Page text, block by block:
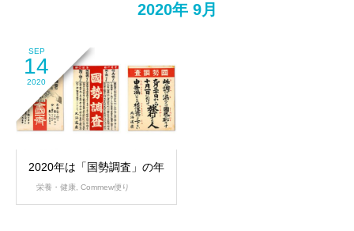
2020年 9月
SEP
14
2020
2020年は「国勢調査」の年
栄養・健康, Commew便り